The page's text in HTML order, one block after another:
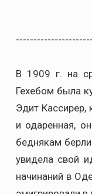
В 1909 г. на
Гехебом была
Эдит Кассирер,
и одаренная,
беднякам
увидела свой
начинаний в